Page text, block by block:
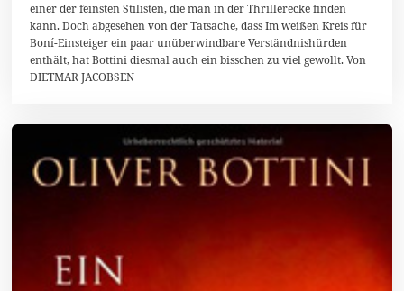
a
r
2
0
1
6
einer der feinsten Stilisten, die man in der Thrillerecke finden
kann. Doch abgesehen von der Tatsache, dass Im weißen Kreis für
Boní-Einsteiger ein paar unüberwindbare Verständnishürden
enthält, hat Bottini diesmal auch ein bisschen zu viel gewollt. Von
DIETMAR JACOBSEN